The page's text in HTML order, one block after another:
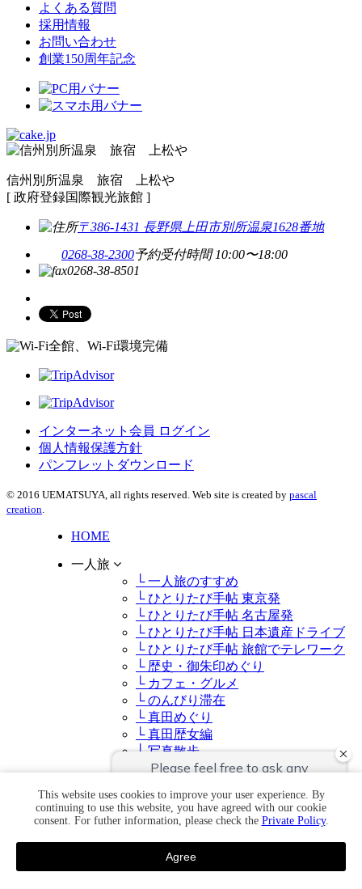
よくある質問
採用情報
お問い合わせ
創業150周年記念
信州別所温泉 旅宿 上松や
[ 政府登録国際観光旅館 ]
〒386-1431 長野県上田市別所温泉1628番地
0268-38-2300予約受付時間 10:00〜18:00
0268-38-8501
全館、Wi-Fi環境完備
インターネット会員 ログイン
個人情報保護方針
パンフレットダウンロード
© 2016 UEMATSUYA, all rights reserved. Web site is created by pascal
creation.
HOME
一人旅
└ 一人旅のすすめ
└ ひとりたび手帖 東京発
└ ひとりたび手帖 名古屋発
└ ひとりたび手帖 日本遺産ドライブ
└ ひとりたび手帖 旅館でテレワーク
└ 歴史・御朱印めぐり
└ カフェ・グルメ
└ のんびり滞在
└ 真田めぐり
└ 真田歴女編
└ 写真散歩
└ 客室一覧
└ プレミアム和洋室
└ カジュアル和室
This website uses cookies to improve your user experience. By
continuing to use this website, you have agreed with our cookie
consent. For futher information, please check the Private Policy.
Agree